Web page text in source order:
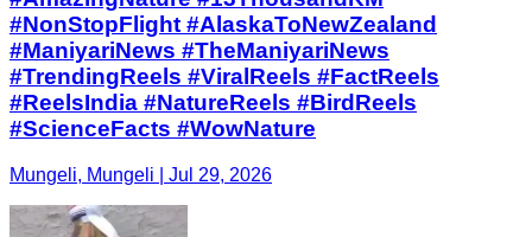
#NonStopFlight #AlaskaToNewZealand
#ManiyariNews #TheManiyariNews
#TrendingReels #ViralReels #FactReels
#ReelsIndia #NatureReels #BirdReels
#ScienceFacts #WowNature
Mungeli, Mungeli | Jul 29, 2026